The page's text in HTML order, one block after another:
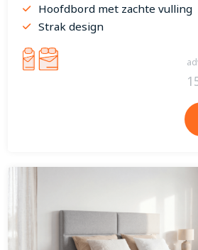
Hoofdbord met zachte vulling
Strak design